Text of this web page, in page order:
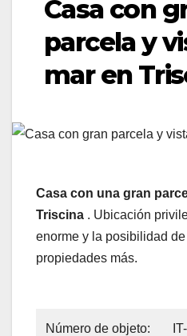
Casa con
parcela y
mar en
Casa con una gran
Triscina . Ubicación
enorme y la posibilidad
propiedades más.
Número de objeto: